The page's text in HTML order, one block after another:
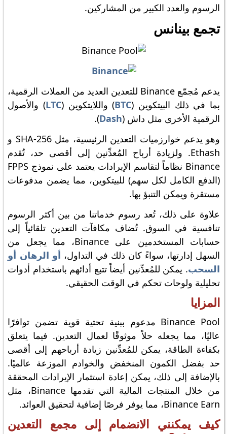
الرسوم والعدد الكبير من المشاركين.
تجمع بينانس
يدعم مُجمّع Binance للتعدين العديد من العملات الرقمية،
بما في ذلك البيتكوين (BTC) واللايتكوين (LTC) والأصول
الرقمية الأخرى مثل داش (Dash
).
وهو يدعم خوارزميات التعدين الرئيسية، مثل SHA-256 و
Ethash. ولزيادة أرباح المُعدِّنين إلى أقصى حد، تُقدم
Binance نظاماً لتقاسم الإيرادات يعتمد على نموذج FPPS
(الدفع الكامل لكل سهم) للبيتكوين، مما يضمن مدفوعات
مستقرة ويمكن التنبؤ بها.
علاوة على ذلك، تُعد رسوم خدماتنا من بين أكثر الرسوم
تنافسية في السوق. تُضاف مكافآت التعدين تلقائياً إلى
حسابات المستخدمين على Binance، مما يجعل من
السهل إدارتها، سواءً كان ذلك في التداول، أو الرهان أو
السحب. يمكن للمُعدِّنين أيضاً تتبع أدائهم باستخدام أدوات
تحليلية ولوحات تحكم في الوقت الحقيقي.
المزايا
Binance Pool مدعوم ببنية تحتية قوية تضمن توافرًا
عاليًا، مما يجعله حلاً موثوقًا لعمال التعدين. فيما يتعلق
بكفاءة الطاقة، يمكن للمُعدِّنين زيادة أرباحهم إلى أقصى
حد بفضل الكمون المنخفض والخوادم الموزعة عالميًا.
بالإضافة إلى ذلك، يمكن إعادة استثمار الإيرادات المحققة
من خلال المنتجات المالية التي تقدمها Binance، مثل
Binance Earn، مما يوفر فرصًا إضافية لتحقيق العوائد.
كيف يمكنني الانضمام إلى مجمع التعدين